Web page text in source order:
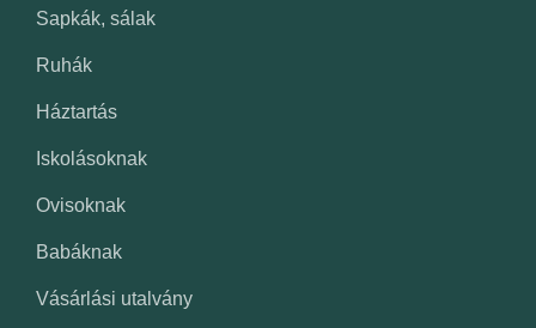
Sapkák, sálak
Ruhák
Háztartás
Iskolásoknak
Ovisoknak
Babáknak
Vásárlási utalvány